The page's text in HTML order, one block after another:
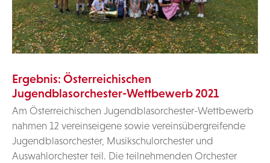
Ergebnis: Österreichischen
Jugendblasorchester-Wettbewerb 2021
Am Österreichischen Jugendblasorchester-Wettbewerb
nahmen 12 vereinseigene sowie vereinsübergreifende
Jugendblasorchester, Musikschulorchester und
Auswahlorchester teil. Die teilnehmenden Orchester